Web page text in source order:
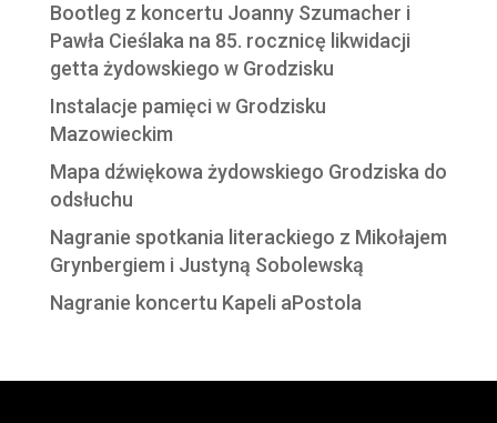
Bootleg z koncertu Joanny Szumacher i
Pawła Cieślaka na 85. rocznicę likwidacji
getta żydowskiego w Grodzisku
Instalacje pamięci w Grodzisku
Mazowieckim
Mapa dźwiękowa żydowskiego Grodziska do
odsłuchu
Nagranie spotkania literackiego z Mikołajem
Grynbergiem i Justyną Sobolewską
Nagranie koncertu Kapeli aPostola